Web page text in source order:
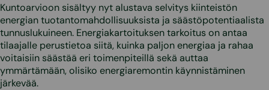
Kuntoarvioon sisältyy nyt alustava selvitys kiinteistön
energian tuotantomahdollisuuksista ja säästöpotentiaalista
tunnuslukuineen. Energiakartoituksen tarkoitus on antaa
tilaajalle perustietoa siitä, kuinka paljon energiaa ja rahaa
voitaisiin säästää eri toimenpiteillä sekä auttaa
ymmärtämään, olisiko energiaremontin käynnistäminen
järkevää.